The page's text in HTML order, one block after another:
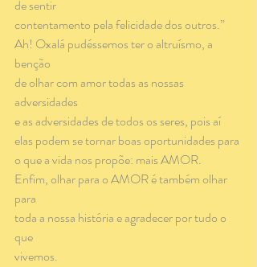
de sentir
contentamento pela felicidade dos outros.”
Ah! Oxalá pudéssemos ter o altruísmo, a
benção
de olhar com amor todas as nossas
adversidades
e as adversidades de todos os seres, pois aí
elas podem se tornar boas oportunidades para
o que a vida nos propõe: mais AMOR.
Enfim, olhar para o AMOR é também olhar
para
toda a nossa história e agradecer por tudo o
que
vivemos.